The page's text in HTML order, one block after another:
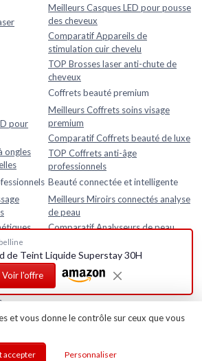
de Teint Liquide Superstay 30H
Voir l'offre
Meilleurs Casques LED pour pousse
des cheveux
Comparatif Appareils de
stimulation cuir chevelu
TOP Brosses laser anti-chute de
cheveux
pour
ongles
Coffrets beauté premium
Meilleurs Coffrets soins visage
premium
Comparatif Coffrets beauté de luxe
TOP Coffrets anti-âge
professionnels
Beauté connectée et intelligente
Meilleurs Miroirs connectés analyse
de peau
Comparatif Analyseurs de peau
TOP Appareils beauté intelligents
avec application mobile
et vous donne le contrôle sur ceux que vous
accepter Personnaliser